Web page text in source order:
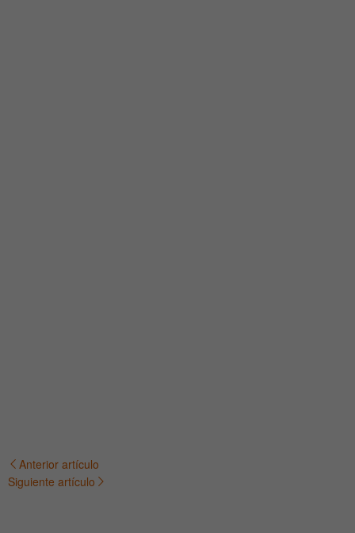
Navegación
Anterior artículo
Siguiente artículo